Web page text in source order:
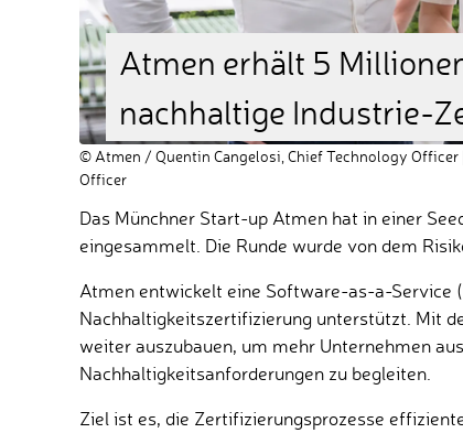
Atmen erhält 5
nachhaltige Industrie-
© Atmen / Quentin Cangelosi, Chief Technology
Officer
Das Münchner Start-up Atmen hat in einer
eingesammelt. Die Runde wurde von dem
Atmen entwickelt eine Software-as-a-Service
Nachhaltigkeitszertifizierung unterstützt. Mit
weiter auszubauen, um mehr Unternehmen
Nachhaltigkeitsanforderungen zu begleiten.
Ziel ist es, die Zertifizierungsprozesse